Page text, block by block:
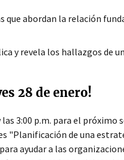
que abordan la relación
y revela los hallazgos de
28 de enero!
las 3:00 p.m. para el
"Planificación de una
ayudar a las